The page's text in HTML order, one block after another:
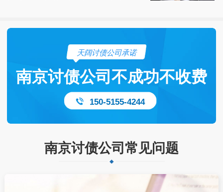
天阔讨债公司承诺
南京讨债公司不成功不收费
150-5155-4244
南京讨债公司常见问题